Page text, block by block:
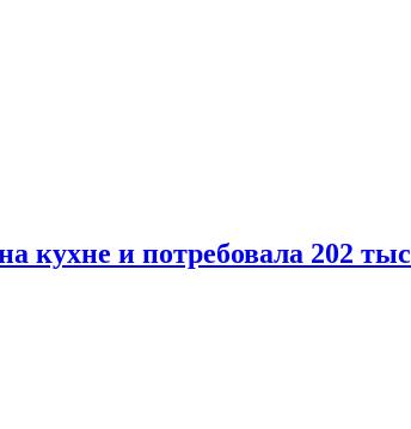
кухне и потребовала 202